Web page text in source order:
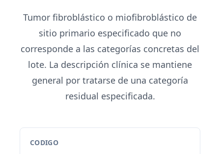
Tumor fibroblástico o miofibroblástico de
sitio primario especificado que no
corresponde a las categorías concretas del
lote. La descripción clínica se mantiene
general por tratarse de una categoría
residual especificada.
CODIGO